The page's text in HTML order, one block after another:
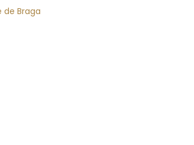
de Braga